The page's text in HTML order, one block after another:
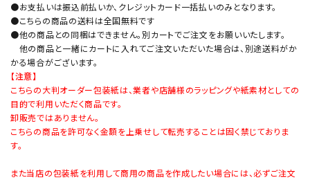
●お支払いは振込前払いか、クレジットカード一括払いのみとなります。
●こちらの商品の送料は全国無料です
●他の商品との同梱はできません。別カートでご注文をお願いいたします。
他の商品と一緒にカートに入れてご注文いただいた場合は、別途送料がか
かる場合がございます。
【注意】
こちらの大判オーダー包装紙は、業者や店舗様のラッピングや紙素材としての
目的で利用いただく商品です。
卸販売ではありません。
こちらの商品を許可なく金額を上乗せして転売することは固く禁じておりま
す。
また当店の包装紙を利用して商用の商品を作成したい場合には、必ずご注文